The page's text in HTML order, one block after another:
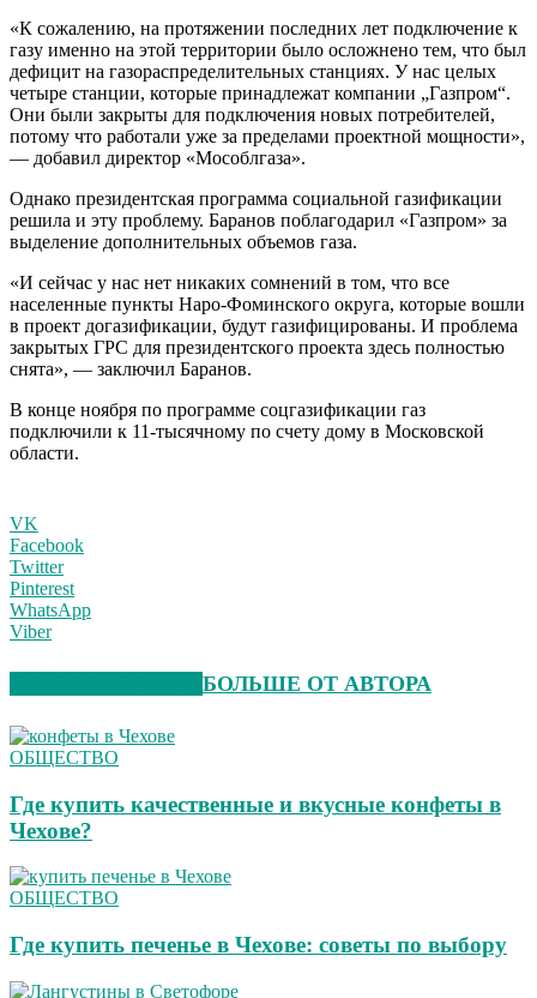
«К сожалению, на протяжении последних лет подключение к
газу именно на этой территории было осложнено тем, что был
дефицит на газораспределительных станциях. У нас целых
четыре станции, которые принадлежат компании „Газпром“.
Они были закрыты для подключения новых потребителей,
потому что работали уже за пределами проектной мощности»,
— добавил директор «Мособлгаза».
Однако президентская программа социальной газификации
решила и эту проблему. Баранов поблагодарил «Газпром» за
выделение дополнительных объемов газа.
«И сейчас у нас нет никаких сомнений в том, что все
населенные пункты Наро-Фоминского округа, которые вошли
в проект догазификации, будут газифицированы. И проблема
закрытых ГРС для президентского проекта здесь полностью
снята», — заключил Баранов.
В конце ноября по программе соцгазификации газ
подключили к 11-тысячному по счету дому в Московской
области.
VK
Facebook
Twitter
Pinterest
WhatsApp
Viber
БОЛЬШЕ ОТ АВТОРА
ОБЩЕСТВО
Где купить качественные и вкусные конфеты в
Чехове?
ОБЩЕСТВО
Где купить печенье в Чехове: советы по выбору